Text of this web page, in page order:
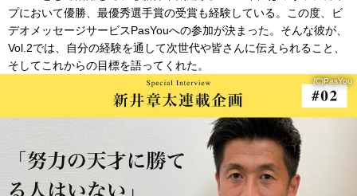
プにおいて優勝、最優秀選手賞の受賞も経験している。この度、ビ
デオメッセージサービスPasYouへの参加が決まった。そんな彼が、
Vol.2では、自分の経験を通して次世代や皆さんに伝えられること、
そしてこれからの目標を語ってくれた。
(C)PasYou